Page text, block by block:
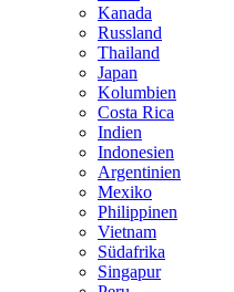
Kanada
Russland
Thailand
Japan
Kolumbien
Costa Rica
Indien
Indonesien
Argentinien
Mexiko
Philippinen
Vietnam
Südafrika
Singapur